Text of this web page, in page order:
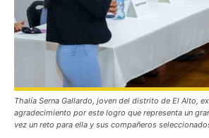
Thalía Serna Gallardo, joven del distrito de El Alto,
agradecimiento por este logro que representa un
vez un reto para ella y sus compañeros